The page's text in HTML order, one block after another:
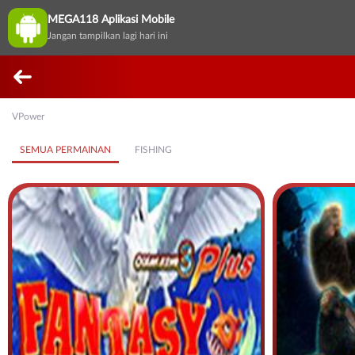
MEGA118 Aplikasi Mobile
Jangan tampilkan lagi hari ini
VPower
SEMUA PERMAINAN FISHING